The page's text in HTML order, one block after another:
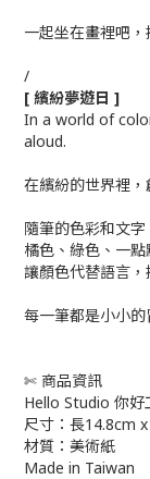
一起坐在畫裡吧
/
[ 繽紛夢遊日 ]
In a world of
aloud.
在繽紛的世界裡，
隨筆的色彩和文字
橘色、綠色、一點
讓顏色代替語言，
每一筆都是小小的
✄ 商品資訊
Hello Studio 你好
尺寸：長14.8cm
材質：美術紙
Made in Taiwan